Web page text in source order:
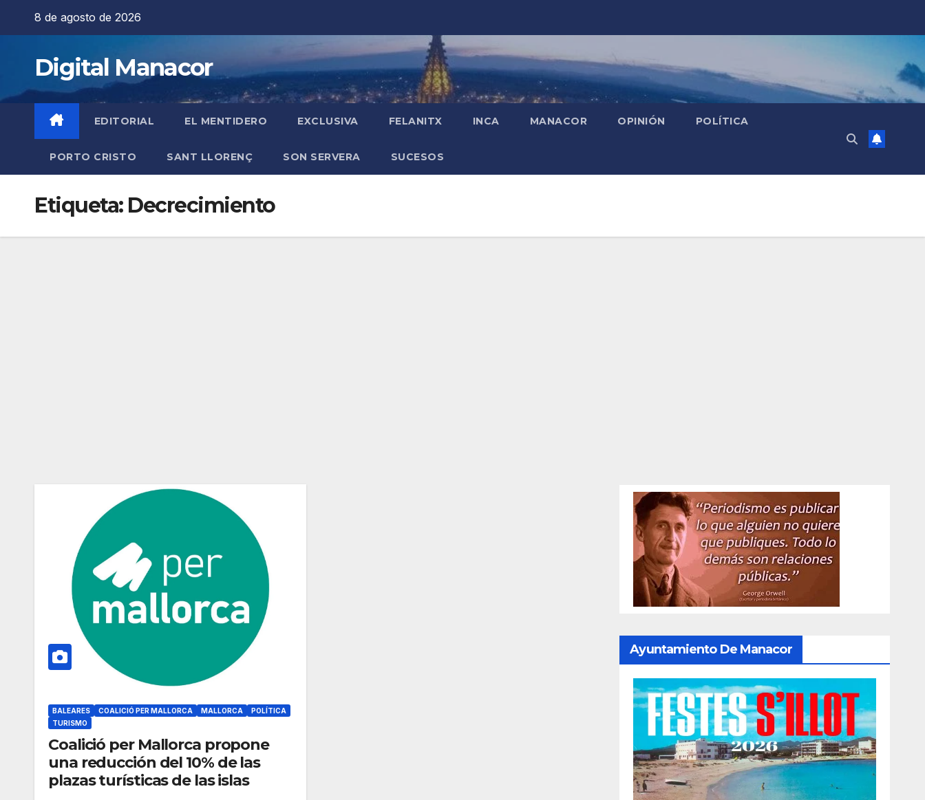
8 de agosto de 2026
Digital Manacor
EDITORIAL EL MENTIDERO EXCLUSIVA FELANITX INCA MANACOR OPINIÓN POLÍTICA
PORTO CRISTO SANT LLORENÇ SON SERVERA SUCESOS
Etiqueta: Decrecimiento
BALEARES COALICIÓ PER MALLORCA MALLORCA
POLÍTICA
TURISMO
Coalició per Mallorca propone
una reducción del 10% de las
plazas turísticas de las islas
Ayuntamiento De Manacor